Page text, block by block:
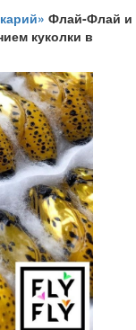
Флай-Флай и
куколки в